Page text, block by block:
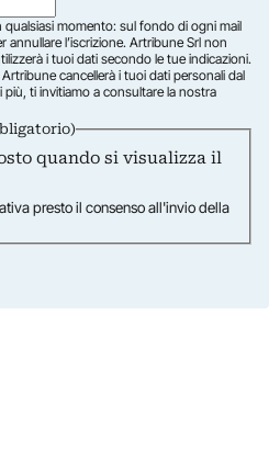
qualsiasi momento: sul fondo di ogni mail
annullare l’iscrizione. Artribune Srl non
i tuoi dati secondo le tue indicazioni.
cancellerà i tuoi dati personali dal
ti invitiamo a consultare la nostra
quando si visualizza il
presto il consenso all'invio della